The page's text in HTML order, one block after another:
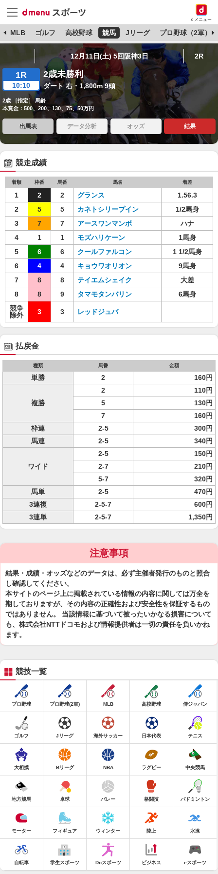
dメニュー
MLB ゴルフ 高校野球 競馬 Jリーグ プロ野球（2軍）
12月11日(土) 5回阪神3日 2R
1R
10:10
2歳未勝利
ダート 右・1,800m 9頭
2歳 ［指定］ 馬齢
本賞金：500、200、130、75、50万円
出馬表 データ分析 オッズ 結果
競走成績
着順 枠番 馬番 馬名 着差
1 2 2 グランス
1.56.3
2
5 5 カネトシリープイン
1/2馬身
3
7 7 アースワンマンボ
ハナ
4
1 1 モズハリケーン
1馬身
5
6 6 クールファルコン
1 1/2馬身
6
4 4 キョウワオリオン
9馬身
7
8 8 テイエムシェイク
大差
8
8 9 タマモタンバリン
6馬身
競争
除外
3 3 レッドジュバ
払戻金
種類 馬番 金額
単勝 2 160円
複勝
2
110円
5
130円
7
160円
枠連
2-5
300円
馬連
2-5 340円
ワイド
2-5
150円
2-7
210円
5-7
320円
馬単
2-5
470円
3連複
2-5-7
600円
3連単
2-5-7 1,350円
注意事項
結果・成績・オッズなどのデータは、必ず主催者発行のものと照合
し確認してください。
本サイトのページ上に掲載されている情報の内容に関しては万全を
期しておりますが、その内容の正確性および安全性を保証するもの
ではありません。 当該情報に基づいて被ったいかなる損害について
も、株式会社NTTドコモおよび情報提供者は一切の責任を負いかね
ます。
競技一覧
プロ野球 プロ野球(2軍) MLB 高校野球 侍ジャパン
ゴルフ Jリーグ 海外サッカー 日本代表 テニス
大相撲 Bリーグ NBA ラグビー 中央競馬
地方競馬 卓球 バレー 格闘技 バドミントン
モーター フィギュア ウィンター 陸上 水泳
自転車 学生スポーツ Doスポーツ ビジネス eスポーツ